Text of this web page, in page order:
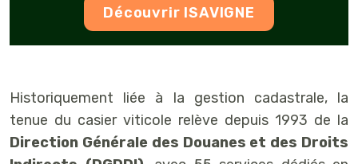
Découvrir ISAVIGNE
Historiquement liée à la gestion cadastrale, la
tenue du casier viticole relève depuis 1993 de la
Direction Générale des Douanes et des Droits